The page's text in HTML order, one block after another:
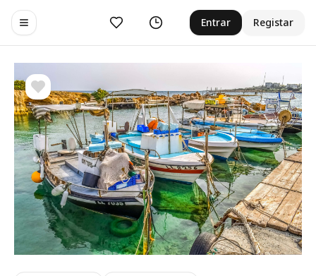
Toggle navigation menu
Curtir Histórico Entrar Registar